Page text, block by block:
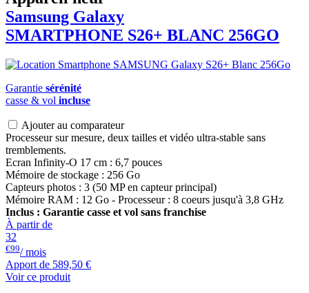
Samsung Galaxy
SMARTPHONE S26+ BLANC 256GO
Garantie sérénité
casse & vol incluse
Ajouter au comparateur
Processeur sur mesure, deux tailles et vidéo ultra-stable sans
tremblements.
Ecran Infinity-O 17 cm : 6,7 pouces
Mémoire de stockage : 256 Go
Capteurs photos : 3 (50 MP en capteur principal)
Mémoire RAM : 12 Go - Processeur : 8 coeurs jusqu'à 3,8 GHz
Inclus : Garantie casse et vol sans franchise
À partir de
32
€99/ mois
Apport de 589,50 €
Voir ce produit